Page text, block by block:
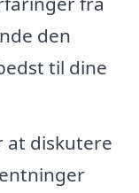
den
til dine
at diskutere